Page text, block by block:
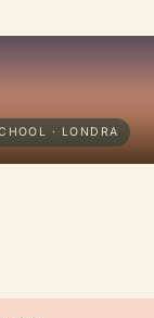
· LONDRA